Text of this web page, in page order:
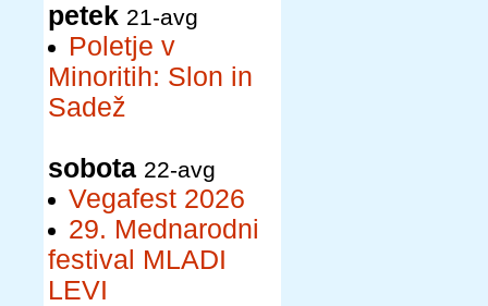
petek 21-avg
Poletje v
Minoritih: Slon in
Sadež
sobota 22-avg
Vegafest 2026
29. Mednarodni
festival MLADI
LEVI